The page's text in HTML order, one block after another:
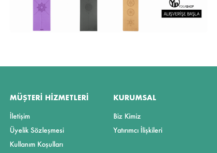
MÜŞTERI HIZMETLERI
İletişim
Üyelik Sözleşmesi
Kullanım Koşulları
KURUMSAL
Biz Kimiz
Yatırımcı İlişkileri